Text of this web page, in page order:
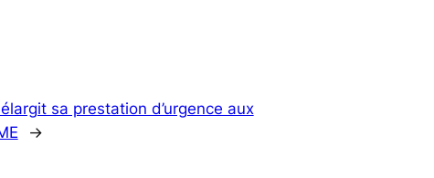
sa prestation d’urgence aux
→